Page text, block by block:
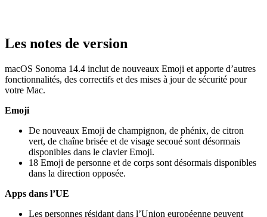
Les notes de version
macOS Sonoma 14.4 inclut de nouveaux Emoji et apporte d’autres
fonctionnalités, des correctifs et des mises à jour de sécurité pour
votre Mac.
Emoji
De nouveaux Emoji de champignon, de phénix, de citron
vert, de chaîne brisée et de visage secoué sont désormais
disponibles dans le clavier Emoji.
18 Emoji de personne et de corps sont désormais disponibles
dans la direction opposée.
Apps dans l’UE
Les personnes résidant dans l’Union européenne peuvent